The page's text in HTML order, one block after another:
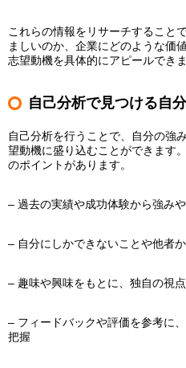
これらの情報をリサーチすること
ましいのか、企業にどのような価
志望動機を具体的にアピールできま
自己分析で見つける自
自己分析を行うことで、自分の強
望動機に盛り込むことができます
のポイントがあります。
– 過去の実績や成功体験から強み
– 自分にしかできないことや他者
– 趣味や興味をもとに、独自の視
– フィードバックや評価を参考に
把握